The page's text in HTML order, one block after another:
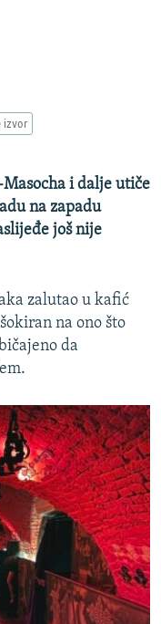
izvor
i dalje utiče
na zapadu
još nije
zalutao u kafić
na ono što
da